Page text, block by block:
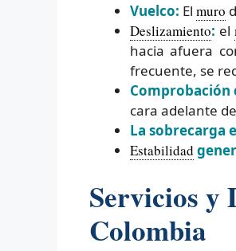
Vuelco: El muro
Deslizamiento: el
hacia afuera
frecuente, se
Comprobación
cara adelante
La sobrecarga
Estabilidad
Servicios y
Colombia